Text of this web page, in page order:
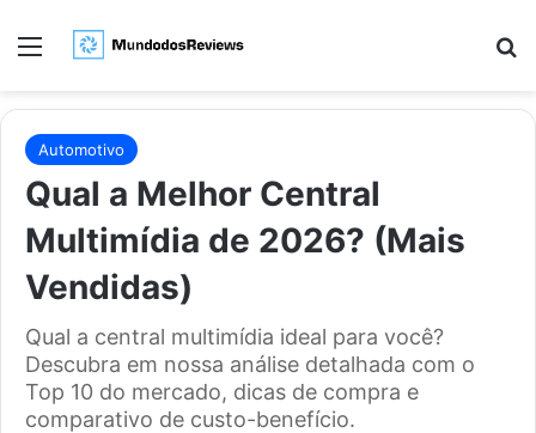
Menu
Automotivo
Qual a Melhor Central
Multimídia de 2026? (Mais
Vendidas)
Qual a central multimídia ideal para você?
Descubra em nossa análise detalhada com o
Top 10 do mercado, dicas de compra e
comparativo de custo-benefício.